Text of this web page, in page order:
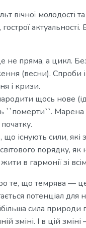
вічної молодості
пряма, а цикл.
(весни). Спроби
і кризи.
щось нове
``померти``. Марена
що існують сили,
порядку, як
в гармонії зі
те, що темрява —
потенціал для
сила природи
зміні. І в цій